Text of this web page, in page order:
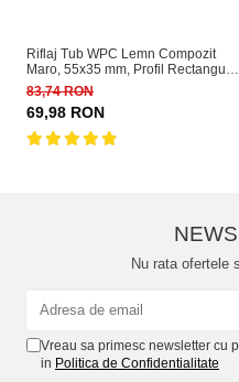
Riflaj Tub WPC Lemn Compozit
Maro, 55x35 mm, Profil Rectangular
Ramforsat, Lungime 2.9 m
83,74 RON
69,98 RON
Nu rata ofertele
Vreau sa primesc newsletter cu
in Politica de Confidentialitate